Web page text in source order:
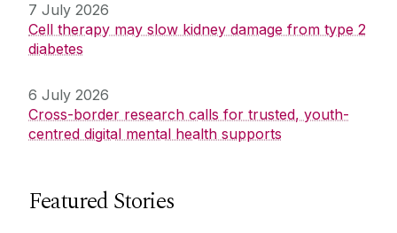
7 July 2026
Cell therapy may slow kidney damage from type 2
diabetes
6 July 2026
Cross-border research calls for trusted, youth-
centred digital mental health supports
Featured Stories